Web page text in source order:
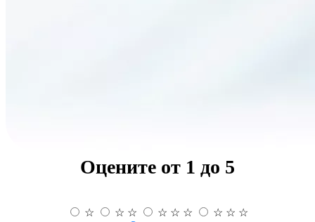
Оцените от 1 до 5
☆ ☆ ☆ ☆ ☆ ☆ ☆ ☆ ☆